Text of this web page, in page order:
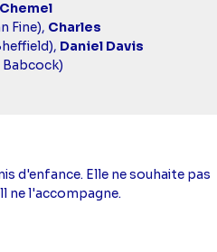
Fine), Charles
Daniel Davis
Babcock)
d'enfance. Elle ne souhaite pas
ne l'accompagne.